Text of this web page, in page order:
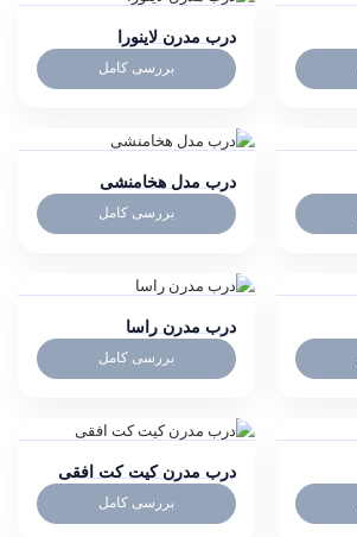
درب مدرن لاینورا
بررسی کامل
درب مدل هخامنشی
بررسی کامل
درب مدرن راسا
بررسی کامل
درب مدرن کیت کت افقی
بررسی کامل